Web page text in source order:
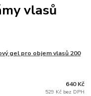
vlasů
gel pro objem vlasů 200
640 Kč
529 Kč bez DPH